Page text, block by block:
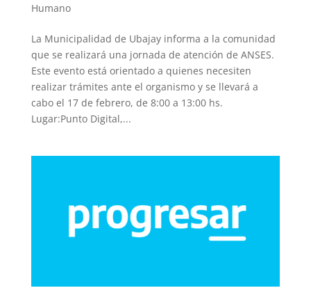
Humano
La Municipalidad de Ubajay informa a la comunidad
que se realizará una jornada de atención de ANSES.
Este evento está orientado a quienes necesiten
realizar trámites ante el organismo y se llevará a
cabo el 17 de febrero, de 8:00 a 13:00 hs.
Lugar:Punto Digital,...